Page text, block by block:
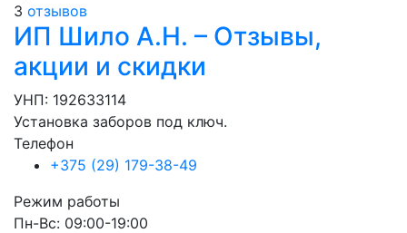
3 отзывов
ИП Шило А.Н. – Отзывы,
акции и скидки
УНП: 192633114
Установка заборов под ключ.
Телефон
+375 (29) 179-38-49
Режим работы
Пн-Вс: 09:00-19:00